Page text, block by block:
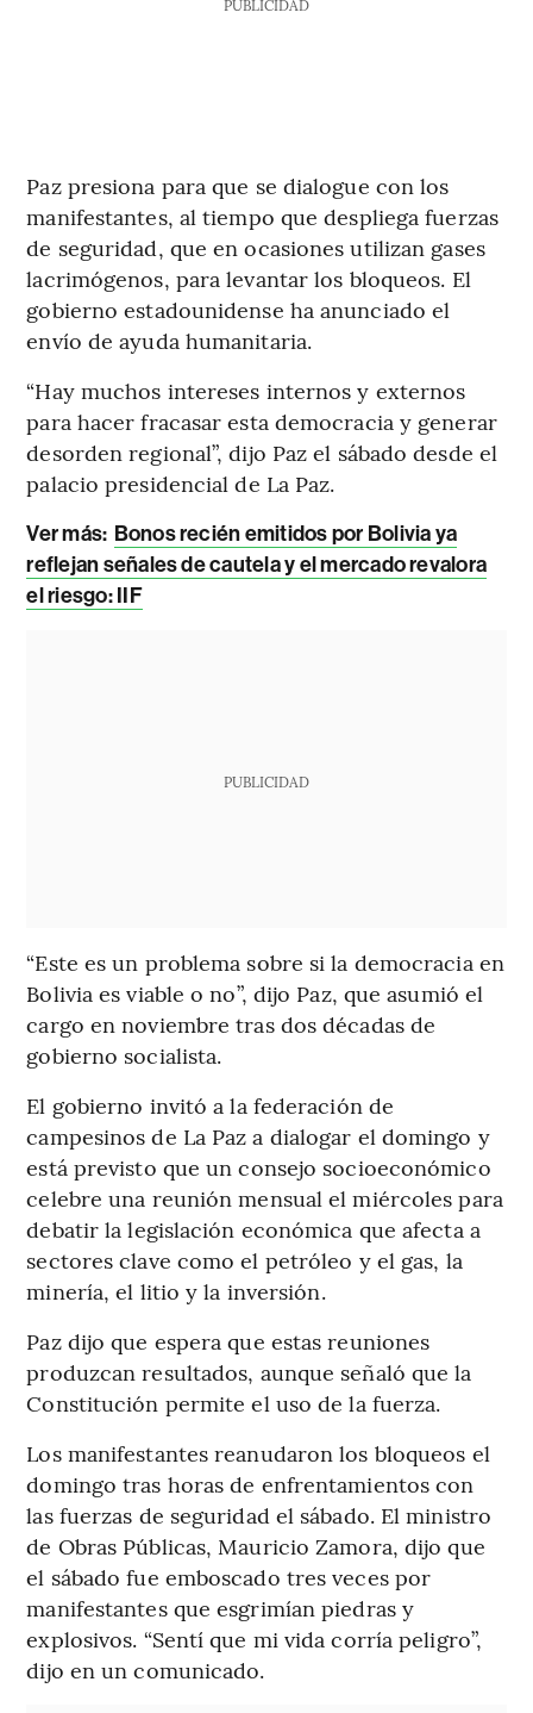
PUBLICIDAD
Paz presiona para que se dialogue con los
manifestantes, al tiempo que despliega fuerzas
de seguridad, que en ocasiones utilizan gases
lacrimógenos, para levantar los bloqueos. El
gobierno estadounidense ha anunciado el
envío de ayuda humanitaria.
“Hay muchos intereses internos y externos
para hacer fracasar esta democracia y generar
desorden regional”, dijo Paz el sábado desde el
palacio presidencial de La Paz.
Ver más: Bonos recién emitidos por Bolivia ya
reflejan señales de cautela y el mercado revalora
el riesgo: IIF
PUBLICIDAD
“Este es un problema sobre si la democracia en
Bolivia es viable o no”, dijo Paz, que asumió el
cargo en noviembre tras dos décadas de
gobierno socialista.
El gobierno invitó a la federación de
campesinos de La Paz a dialogar el domingo y
está previsto que un consejo socioeconómico
celebre una reunión mensual el miércoles para
debatir la legislación económica que afecta a
sectores clave como el petróleo y el gas, la
minería, el litio y la inversión.
Paz dijo que espera que estas reuniones
produzcan resultados, aunque señaló que la
Constitución permite el uso de la fuerza.
Los manifestantes reanudaron los bloqueos el
domingo tras horas de enfrentamientos con
las fuerzas de seguridad el sábado. El ministro
de Obras Públicas, Mauricio Zamora, dijo que
el sábado fue emboscado tres veces por
manifestantes que esgrimían piedras y
explosivos. “Sentí que mi vida corría peligro”,
dijo en un comunicado.